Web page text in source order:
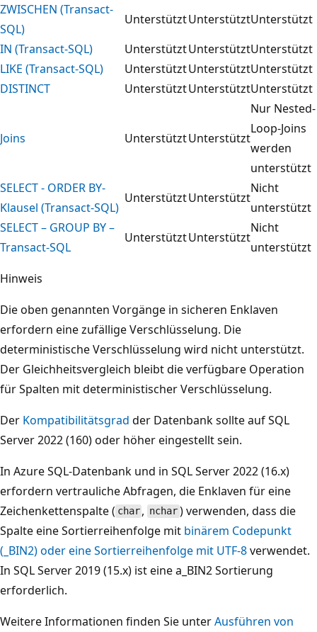
ZWISCHEN (Transact-
SQL)
UnterstütztUnterstütztUnterstützt
IN (Transact-SQL)
UnterstütztUnterstütztUnterstützt
LIKE (Transact-SQL)
UnterstütztUnterstütztUnterstützt
DISTINCT
UnterstütztUnterstütztUnterstützt
Joins UnterstütztUnterstützt
Nur Nested-
Loop-Joins
werden
unterstützt
SELECT - ORDER BY-
Klausel (Transact-SQL)
UnterstütztUnterstützt
Nicht
unterstützt
SELECT – GROUP BY –
Transact-SQL
UnterstütztUnterstützt
Nicht
unterstützt
Hinweis
Die oben genannten Vorgänge in sicheren Enklaven
erfordern eine zufällige Verschlüsselung. Die
deterministische Verschlüsselung wird nicht unterstützt.
Der Gleichheitsvergleich bleibt die verfügbare Operation
für Spalten mit deterministischer Verschlüsselung.
Der Kompatibilitätsgrad der Datenbank sollte auf SQL
Server 2022 (160) oder höher eingestellt sein.
In Azure SQL-Datenbank und in SQL Server 2022 (16.x)
erfordern vertrauliche Abfragen, die Enklaven für eine
Zeichenkettenspalte ( char , nchar) verwenden, dass die
Spalte eine Sortierreihenfolge mit binärem Codepunkt
(_BIN2) oder eine Sortierreihenfolge mit UTF-8verwendet.
In SQL Server 2019 (15.x) ist eine a_BIN2 Sortierung
erforderlich.
Weitere Informationen finden Sie unterAusführen von